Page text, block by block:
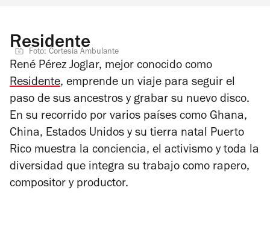
Residente
Foto: Cortesía Ambulante
René Pérez Joglar, mejor conocido como
Residente, emprende un viaje para seguir el
paso de sus ancestros y grabar su nuevo disco.
En su recorrido por varios países como Ghana,
China, Estados Unidos y su tierra natal Puerto
Rico muestra la conciencia, el activismo y toda la
diversidad que integra su trabajo como rapero,
compositor y productor.